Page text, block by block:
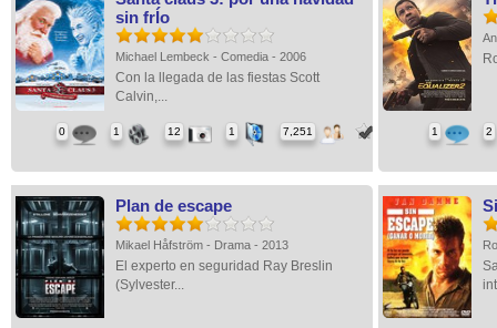
sin frÍo
Michael Lembeck - Comedia - 2006
Con la llegada de las fiestas Scott
Calvin,...
0 1 12 1 7,251 1 2
Plan de escape
Mikael Håfström - Drama - 2013
El experto en seguridad Ray Breslin
(Sylvester...